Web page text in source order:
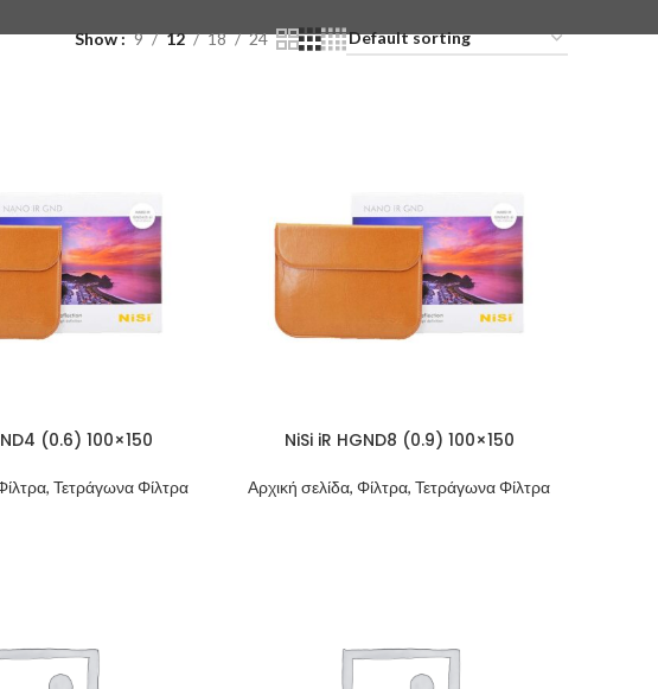
Show 9 12 18 24
(0.6) 100×150
Τετράγωνα Φίλτρα
NiSi iR HGND8 (0.9) 100×150
Αρχική σελίδα, Φίλτρα, Τετράγωνα Φίλτρα